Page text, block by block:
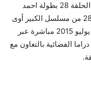
الحلقة 28 ، مسلسل الكبير اوي الجزء 5 الحلقة 28 بطولة احمد
مكي، مشاهدة الحلقة الثامنة والعشرين 28 من مسلسل الكبير أوى
الجزء الخامس 5 بتاريخ اليوم الأربعاء 15 يوليو 2015 مباشرة عبر
موقع اليوتيوب وديلي موشن وقناة CBC دراما الفضائية بالتعاون مع